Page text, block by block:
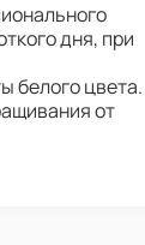
дня, при
белого цвета.
от